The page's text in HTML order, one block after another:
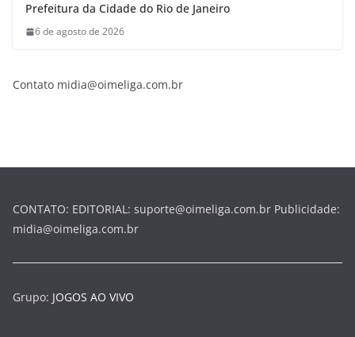
Prefeitura da Cidade do Rio de Janeiro
6 de agosto de 2026
Contato midia@oimeliga.com.br
CONTATO: EDITORIAL: suporte@oimeliga.com.br Publicidade:
midia@oimeliga.com.br
Grupo: JOGOS AO VIVO